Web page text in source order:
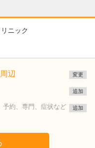
ニック
辺 変更
追加
予約、専門、症状など
追加